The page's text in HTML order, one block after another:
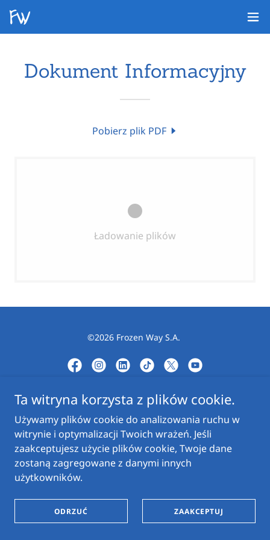
Dokument Informacyjny
Pobierz plik PDF
Ładowanie plików
©2026 Frozen Way S.A.
Obsługiwane przez
POLITYKA PRYWATNOŚCI
Ta witryna korzysta z plików cookie.
Używamy plików cookie do analizowania ruchu w
witrynie i optymalizacji Twoich wrażeń. Jeśli
zaakceptujesz użycie plików cookie, Twoje dane
zostaną zagregowane z danymi innych
użytkowników.
ODRZUĆ ZAAKCEPTUJ